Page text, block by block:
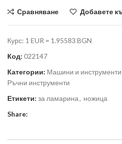
Сравняване Добавете
Курс: 1 EUR = 1.95583 BGN
Код: 022147
Категории: Машини и инструменти
Ръчни инструменти
Етикети: за ламарина, ножица
Share: